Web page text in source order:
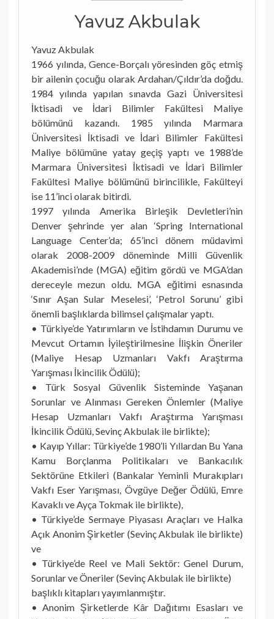
Yavuz Akbulak
Yavuz Akbulak
1966 yılında, Gence-Borçalı yöresinden göç etmiş
bir ailenin çocuğu olarak Ardahan/Çıldır’da doğdu.
1984 yılında yapılan sınavda Gazi Üniversitesi
İktisadi ve İdari Bilimler Fakültesi Maliye
bölümünü kazandı. 1985 yılında Marmara
Üniversitesi İktisadi ve İdari Bilimler Fakültesi
Maliye bölümüne yatay geçiş yaptı ve 1988’de
Marmara Üniversitesi İktisadi ve İdari Bilimler
Fakültesi Maliye bölümünü birincilikle, Fakülteyi
ise 11’inci olarak bitirdi.
1997 yılında Amerika Birleşik Devletleri’nin
Denver şehrinde yer alan ‘Spring International
Language Center’da; 65’inci dönem müdavimi
olarak 2008-2009 döneminde Milli Güvenlik
Akademisi’nde (MGA) eğitim gördü ve MGA’dan
dereceyle mezun oldu. MGA eğitimi esnasında
‘Sınır Aşan Sular Meselesi’, ‘Petrol Sorunu’ gibi
önemli başlıklarda bilimsel çalışmalar yaptı.
• Türkiye’de Yatırımların ve İstihdamın Durumu ve
Mevcut Ortamın İyileştirilmesine İlişkin Öneriler
(Maliye Hesap Uzmanları Vakfı Araştırma
Yarışması İkincilik Ödülü);
• Türk Sosyal Güvenlik Sisteminde Yaşanan
Sorunlar ve Alınması Gereken Önlemler (Maliye
Hesap Uzmanları Vakfı Araştırma Yarışması
İkincilik Ödülü, Sevinç Akbulak ile birlikte);
• Kayıp Yıllar: Türkiye’de 1980’li Yıllardan Bu Yana
Kamu Borçlanma Politikaları ve Bankacılık
Sektörüne Etkileri (Bankalar Yeminli Murakıpları
Vakfı Eser Yarışması, Övgüye Değer Ödülü, Emre
Kavaklı ve Ayça Tokmak ile birlikte),
• Türkiye’de Sermaye Piyasası Araçları ve Halka
Açık Anonim Şirketler (Sevinç Akbulak ile birlikte)
ve
• Türkiye’de Reel ve Mali Sektör: Genel Durum,
Sorunlar ve Öneriler (Sevinç Akbulak ile birlikte)
başlıklı kitapları yayımlanmıştır.
• Anonim Şirketlerde Kâr Dağıtımı Esasları ve